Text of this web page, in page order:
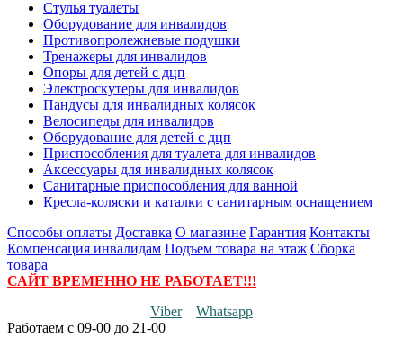
Стулья туалеты
Оборудование для инвалидов
Противопролежневые подушки
Тренажеры для инвалидов
Опоры для детей с дцп
Электроскутеры для инвалидов
Пандусы для инвалидных колясок
Велосипеды для инвалидов
Оборудование для детей с дцп
Приспособления для туалета для инвалидов
Аксессуары для инвалидных колясок
Санитарные приспособления для ванной
Кресла-коляски и каталки с санитарным оснащением
Способы оплаты Доставка О магазине Гарантия Контакты
Компенсация инвалидам Подъем товара на этаж Сборка
товара
САЙТ ВРЕМЕННО НЕ РАБОТАЕТ!!!
Viber
Whatsapp
Работаем с 09-00 до 21-00